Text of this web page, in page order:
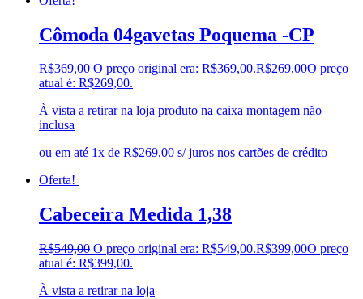
Cômoda 04gavetas Poquema -CP
R$369,00 O preço original era: R$369,00.R$269,00O preço
atual é: R$269,00.
À vista a retirar na loja produto na caixa montagem não
inclusa
ou em até 1x de R$269,00 s/ juros nos cartões de crédito
Oferta!
Cabeceira Medida 1,38
R$549,00 O preço original era: R$549,00.R$399,00O preço
atual é: R$399,00.
À vista a retirar na loja